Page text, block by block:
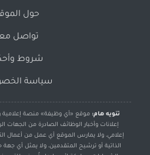
حول
تواصل
شروط
سياسة
تنويه هام: موقع «أي وظيفة» منصة
إعلانات وأخبار الوظائف الصادرة من
إعلامي، ولا يمارس الموقع أي عمل من أعمال
الذاتية أو ترشيح المتقدمين، ولا يمثل أي